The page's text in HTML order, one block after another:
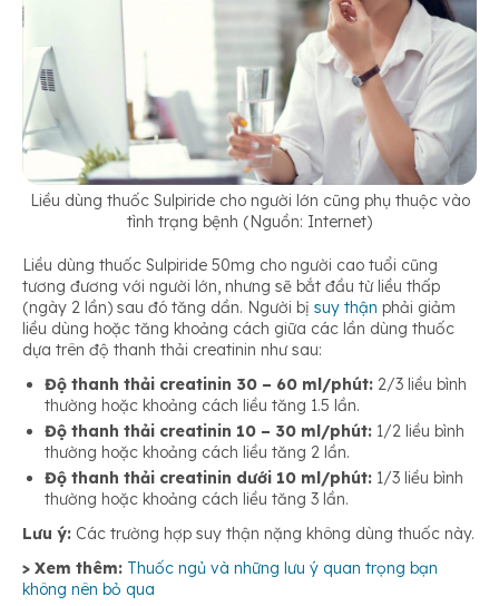
Liều dùng thuốc Sulpiride cho người lớn cũng phụ thuộc vào
tình trạng bệnh (Nguồn: Internet)
Liều dùng thuốc Sulpiride 50mg cho người cao tuổi cũng
tương đương với người lớn, nhưng sẽ bắt đầu từ liều thấp
(ngày 2 lần) sau đó tăng dần. Người bị suy thận phải giảm
liều dùng hoặc tăng khoảng cách giữa các lần dùng thuốc
dựa trên độ thanh thải creatinin như sau:
Độ thanh thải creatinin 30 – 60 ml/phút: 2/3 liều bình
thường hoặc khoảng cách liều tăng 1.5 lần.
Độ thanh thải creatinin 10 – 30 ml/phút: 1/2 liều bình
thường hoặc khoảng cách liều tăng 2 lần.
Độ thanh thải creatinin dưới 10 ml/phút: 1/3 liều bình
thường hoặc khoảng cách liều tăng 3 lần.
Lưu ý: Các trường hợp suy thận nặng không dùng thuốc này.
> Xem thêm: Thuốc ngủ và những lưu ý quan trọng bạn
không nên bỏ qua